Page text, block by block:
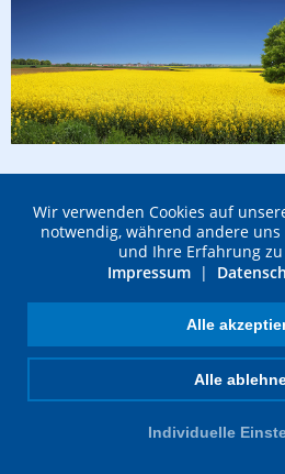
FST Drytec GmbH
Fon: +49 (0) 7045 203620
Fax: +49 (0) 7045 203622
info@fst-drytec.de
Wir verwenden Cookies auf
notwendig, während andere
und Ihre Erfahrung
Impressum |
Individuelle
Alle
Alle